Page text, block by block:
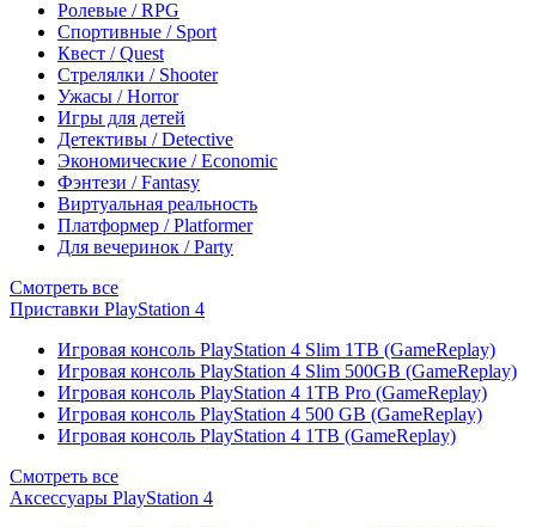
Ролевые / RPG
Спортивные / Sport
Квест / Quest
Стрелялки / Shooter
Ужасы / Horror
Игры для детей
Детективы / Detective
Экономические / Economic
Фэнтези / Fantasy
Виртуальная реальность
Платформер / Platformer
Для вечеринок / Party
Смотреть все
Приставки PlayStation 4
Игровая консоль PlayStation 4 Slim 1TB (GameReplay)
Игровая консоль PlayStation 4 Slim 500GB (GameReplay)
Игровая консоль PlayStation 4 1TB Pro (GameReplay)
Игровая консоль PlayStation 4 500 GB (GameReplay)
Игровая консоль PlayStation 4 1TB (GameReplay)
Смотреть все
Аксессуары PlayStation 4